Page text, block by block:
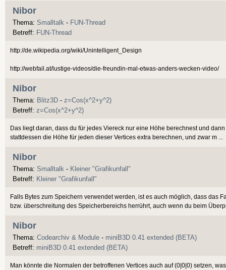
Nibor
Thema: Smalltalk - FUN-Thread
Betreff: FUN-Thread
http://de.wikipedia.org/wiki/Unintelligent_Design
http://webfail.at/lustige-videos/die-freundin-mal-etwas-anders-wecken-video/
Nibor
Thema: Blitz3D - z=Cos(x^2+y^2)
Betreff: z=Cos(x^2+y^2)
Das liegt daran, dass du für jedes Viereck nur eine Höhe berechnest und
stattdessen die Höhe für jeden dieser Vertices extra berechnen, und zwar m ...
Nibor
Thema: Smalltalk - Kleiner "Grafikunfall"
Betreff: Kleiner "Grafikunfall"
Falls Bytes zum Speichern verwendet werden, ist es auch möglich, dass das
bzw. überschreitung des Speicherbereichs herrührt, auch wenn du beim
Nibor
Thema: Codearchiv & Module - miniB3D 0.41 extended (BETA)
Betreff: miniB3D 0.41 extended (BETA)
Man könnte die Normalen der betroffenen Vertices auch auf (0|0|0) setzen,